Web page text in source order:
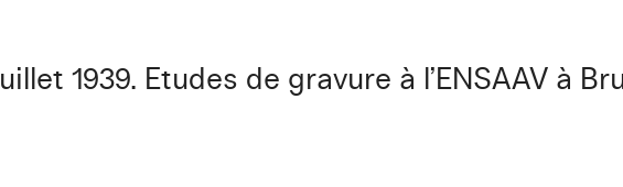
1939. Etudes de gravure à l’ENSAAV à